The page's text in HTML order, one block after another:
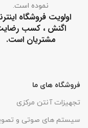
نموده است.
اولویت فروشگاه
اگنش ، کسب
مشتریان است.
فروشگاه های ما
تجهیزات آنتن مرکزی
سیستم های صوتی و